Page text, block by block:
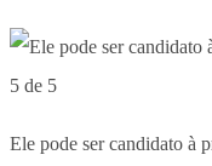
5 de 5
Ele pode ser candidato à